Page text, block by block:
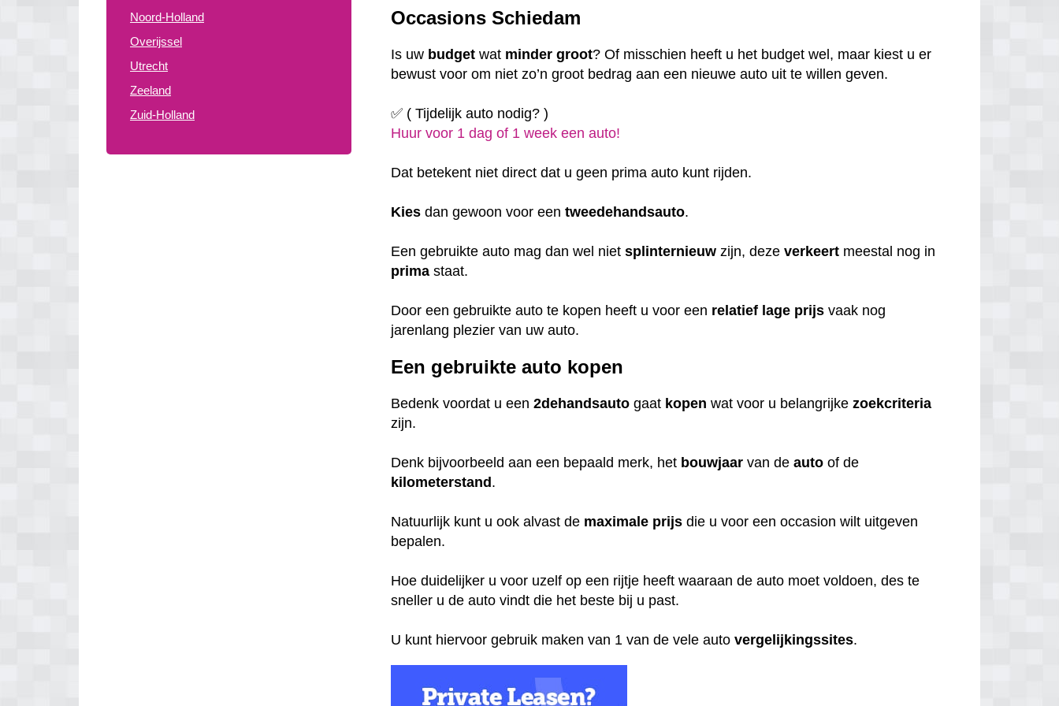
Noord-Holland
Overijssel
Utrecht
Zeeland
Zuid-Holland
Occasions Schiedam
Is uw budget wat minder groot? Of misschien heeft u het budget wel, maar kiest u er
bewust voor om niet zo’n groot bedrag aan een nieuwe auto uit te willen geven.
✅ ( Tijdelijk auto nodig? )
Huur voor 1 dag of 1 week een auto!
Dat betekent niet direct dat u geen prima auto kunt rijden.
Kies dan gewoon voor eentweedehandsauto.
Een gebruikte auto mag dan wel nietsplinternieuw zijn, dezeverkeert meestal nog in
prima staat.
Door een gebruikte auto te kopen heeft u voor een relatief lage prijs vaak nog
jarenlang plezier van uw auto.
Een gebruikte auto kopen
Bedenk voordat u een2dehandsauto gaat kopen wat voor u belangrijkezoekcriteria
zijn.
Denk bijvoorbeeld aan een bepaald merk, het bouwjaar van deauto of de
kilometerstand.
Natuurlijk kunt u ook alvast de maximale prijs die u voor een occasion wilt uitgeven
bepalen.
Hoe duidelijker u voor uzelf op een rijtje heeft waaraan de auto moet voldoen, des te
sneller u de auto vindt die het beste bij u past.
U kunt hiervoor gebruik maken van 1 van de vele autovergelijkingssites.